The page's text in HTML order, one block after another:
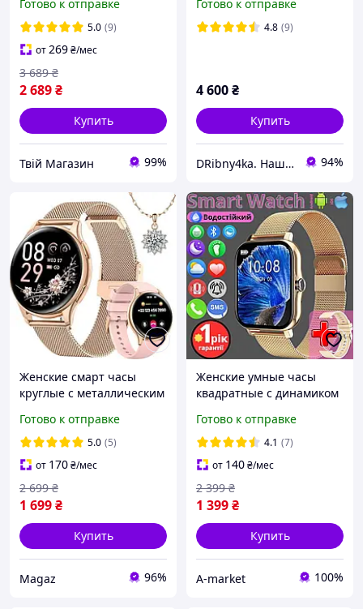
смарт часы для андроида
и айфона с 3 ремешками
Готово к отправке
5.0 (9)
от269₴/мес
2 689₴
3 689 ₴
Купить
Твій Магазин 99%
Готово к отправке
4.8 (9)
4 600₴
Купить
DRibny4ka. Наш розвиток - Ваша економія 94%
Женские смарт часы
круглые с металлическим
разговора лучшие для
андроид айфона фитнес
Готово к отправке
5.0 (5)
от 170₴/мес
1 699₴
2 699 ₴
Купить
Magaz 96%
Женские умные часы
квадратные с динамиком
водонепроницаемые
меряют давления smart
watch с ярким экраном
Готово к отправке
4.1 (7)
от 140₴/мес
1 399₴
2 399 ₴
Купить
A-market 100%